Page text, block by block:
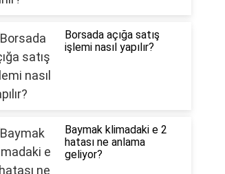
Borsada açığa satış
işlemi nasıl yapılır?
Baymak klimadaki e 2
hatası ne anlama
geliyor?